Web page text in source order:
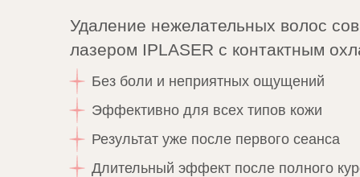
Без боли и неприятных ощущений
Эффективно для всех типов кожи
Результат уже после первого сеанса
Длительный эффект после полного
Удаление нежелательных волос
лазером IPLASER с контактным